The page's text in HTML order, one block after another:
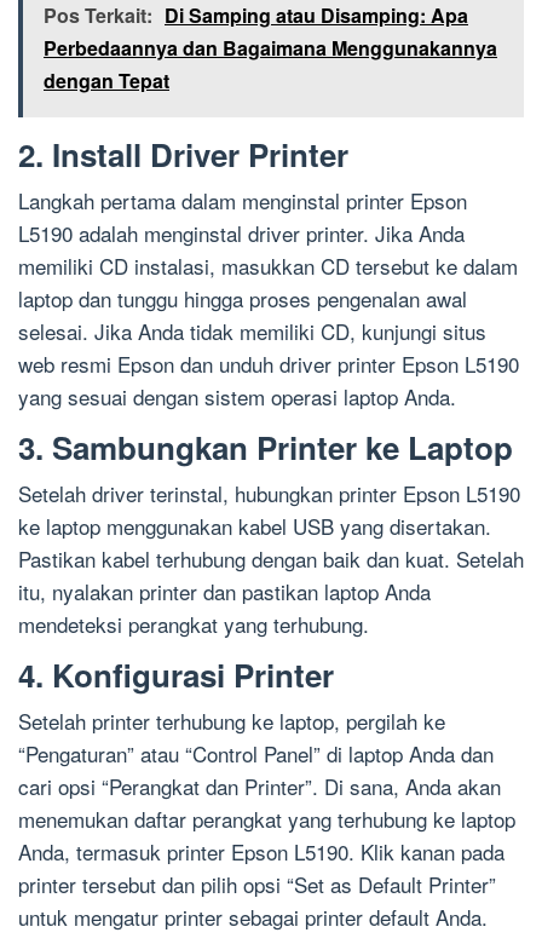
Pos Terkait: Di Samping atau Disamping: Apa
Perbedaannya dan Bagaimana Menggunakannya
dengan Tepat
2. Install Driver Printer
Langkah pertama dalam menginstal printer Epson
L5190 adalah menginstal driver printer. Jika Anda
memiliki CD instalasi, masukkan CD tersebut ke dalam
laptop dan tunggu hingga proses pengenalan awal
selesai. Jika Anda tidak memiliki CD, kunjungi situs
web resmi Epson dan unduh driver printer Epson L5190
yang sesuai dengan sistem operasi laptop Anda.
3. Sambungkan Printer ke Laptop
Setelah driver terinstal, hubungkan printer Epson L5190
ke laptop menggunakan kabel USB yang disertakan.
Pastikan kabel terhubung dengan baik dan kuat. Setelah
itu, nyalakan printer dan pastikan laptop Anda
mendeteksi perangkat yang terhubung.
4. Konfigurasi Printer
Setelah printer terhubung ke laptop, pergilah ke
“Pengaturan” atau “Control Panel” di laptop Anda dan
cari opsi “Perangkat dan Printer”. Di sana, Anda akan
menemukan daftar perangkat yang terhubung ke laptop
Anda, termasuk printer Epson L5190. Klik kanan pada
printer tersebut dan pilih opsi “Set as Default Printer”
untuk mengatur printer sebagai printer default Anda.